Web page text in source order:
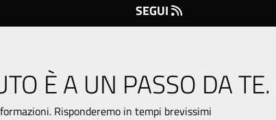
SEGUI
È A UN PASSO DA TE.
Risponderemo in tempi brevissimi